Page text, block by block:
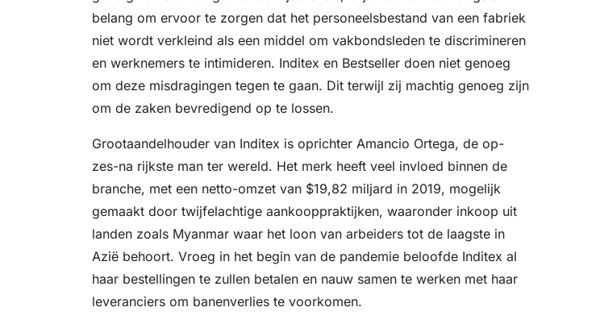
belang om ervoor te zorgen dat het personeelsbestand van een fabriek
niet wordt verkleind als een middel om vakbondsleden te discrimineren
en werknemers te intimideren. Inditex en Bestseller doen niet genoeg
om deze misdragingen tegen te gaan. Dit terwijl zij machtig genoeg zijn
om de zaken bevredigend op te lossen.
Grootaandelhouder van Inditex is oprichter Amancio Ortega, de op-
zes-na rijkste man ter wereld. Het merk heeft veel invloed binnen de
branche, met een netto-omzet van $19,82 miljard in 2019, mogelijk
gemaakt door twijfelachtige aankooppraktijken, waaronder inkoop uit
landen zoals Myanmar waar het loon van arbeiders tot de laagste in
Azië behoort. Vroeg in het begin van de pandemie beloofde Inditex al
haar bestellingen te zullen betalen en nauw samen te werken met haar
leveranciers om banenverlies te voorkomen.